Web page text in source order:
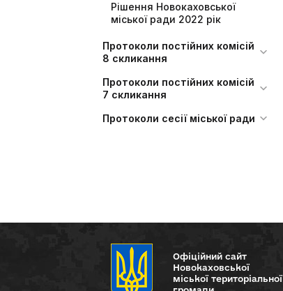
Рішення Новокаховської
міської ради 2022 рік
Протоколи постійних комісій
8 скликання
Протоколи постійних комісій
7 скликання
Протоколи сесії міської ради
Офіційний сайт
Новокаховської
міської територіальної